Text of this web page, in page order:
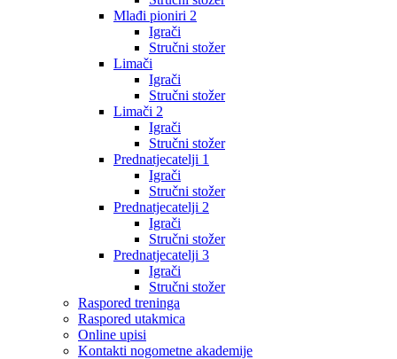
Mlađi pioniri 2
Igrači
Stručni stožer
Limači
Igrači
Stručni stožer
Limači 2
Igrači
Stručni stožer
Prednatjecatelji 1
Igrači
Stručni stožer
Prednatjecatelji 2
Igrači
Stručni stožer
Prednatjecatelji 3
Igrači
Stručni stožer
Raspored treninga
Raspored utakmica
Online upisi
Kontakti nogometne akademije